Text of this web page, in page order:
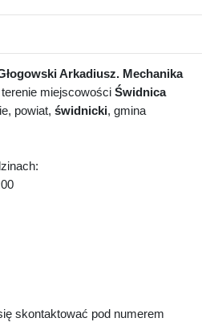
Arkadiusz. Mechanika
miejscowości Świdnica
powiat, świdnicki, gmina
skontaktować pod numerem